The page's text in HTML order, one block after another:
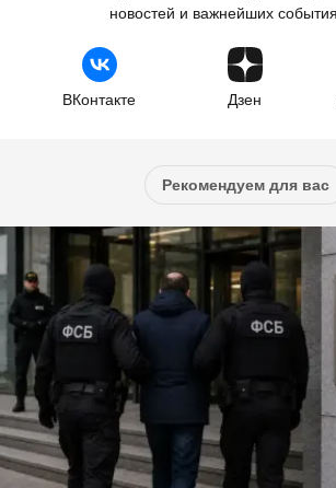
новостей и важнейших
ВКонтакте Дзен
Рекомендуем для вас